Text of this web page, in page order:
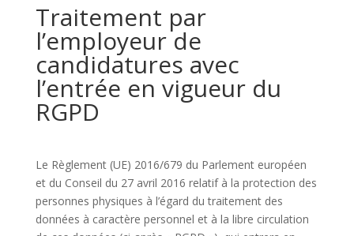
Traitement par
l’employeur de
candidatures avec
l’entrée en vigueur du
RGPD
Le Règlement (UE) 2016/679 du Parlement européen
et du Conseil du 27 avril 2016 relatif à la protection des
personnes physiques à l’égard du traitement des
données à caractère personnel et à la libre circulation